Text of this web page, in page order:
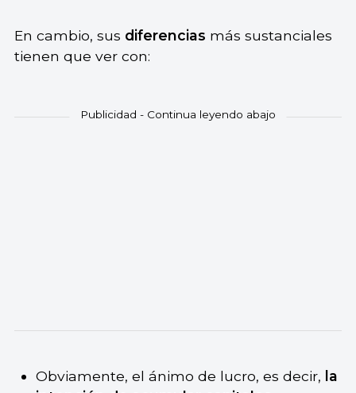
En cambio, sus diferencias más sustanciales
tienen que ver con:
Obviamente, el ánimo de lucro, es decir, la